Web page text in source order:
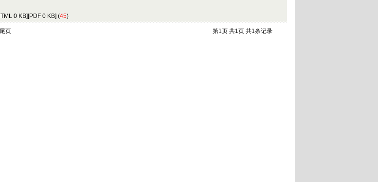
0 KB][PDF 0 KB] (45)
尾页 第1页 共1页 共1条记录